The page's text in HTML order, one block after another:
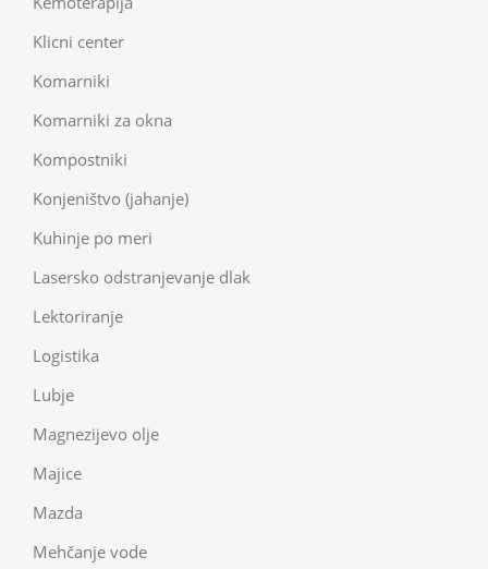
Klicni center
Komarniki
Komarniki za okna
Kompostniki
Konjeništvo (jahanje)
Kuhinje po meri
Lasersko odstranjevanje dlak
Lektoriranje
Logistika
Lubje
Magnezijevo olje
Majice
Mazda
Mehčanje vode